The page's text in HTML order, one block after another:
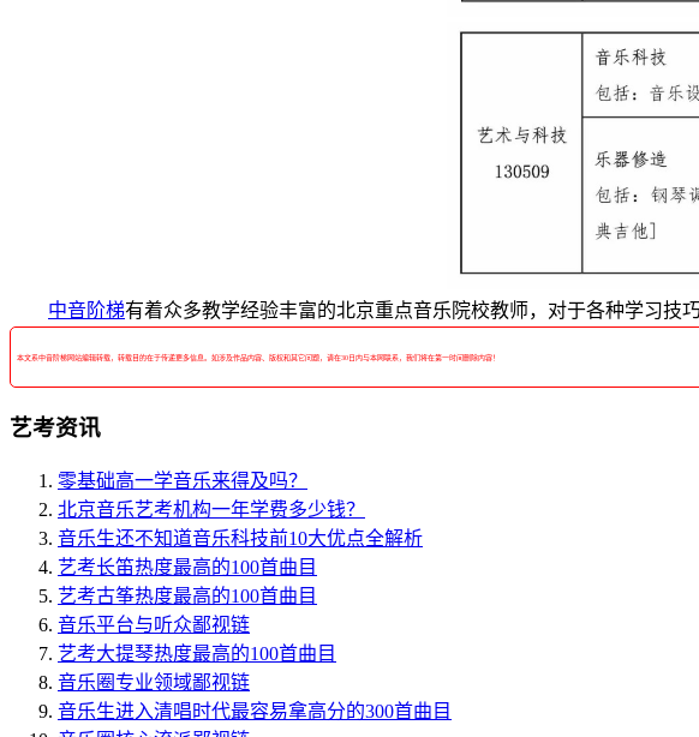
中音阶梯有着众多教学经验丰富的北京重点音乐院校教师，对于各种学习技
本文系中音阶梯网站编辑转载，转载目的在于传递更多信息。如涉及作品内容、版权和其它问题，请在30日内与本网联系，我们将在第一时间删除内容！
艺考资讯
零基础高一学音乐来得及吗？
北京音乐艺考机构一年学费多少钱？
音乐生还不知道音乐科技前10大优点全解析
艺考长笛热度最高的100首曲目
艺考古筝热度最高的100首曲目
音乐平台与听众鄙视链
艺考大提琴热度最高的100首曲目
音乐圈专业领域鄙视链
音乐生进入清唱时代最容易拿高分的300首曲目